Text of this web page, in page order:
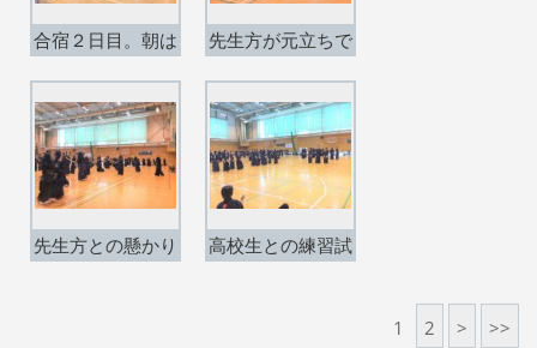
合宿２日目。朝は
グアップ。
先生方が元立ちで
先生方との懸かり
高校生との練習試
1 2 > >>